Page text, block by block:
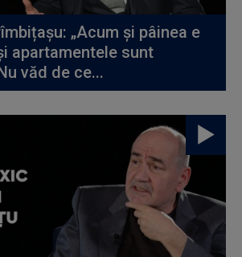
„Acum și pâinea e
apartamentele sunt
văd de ce...